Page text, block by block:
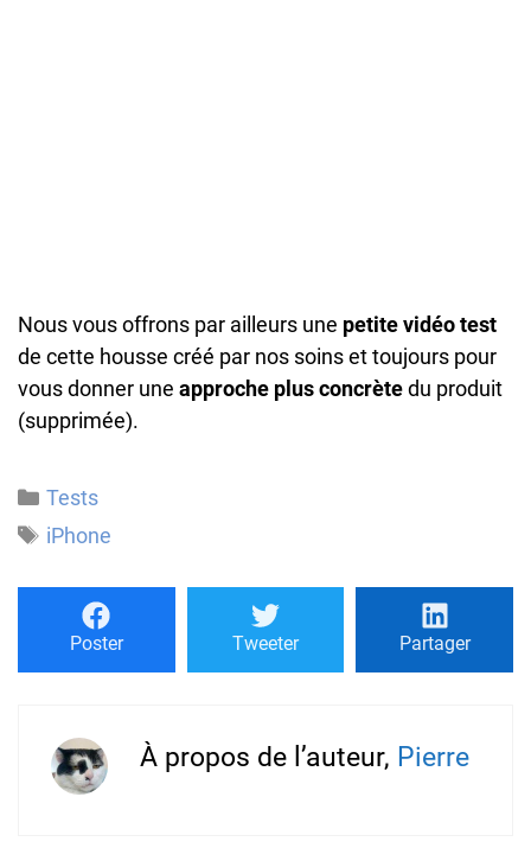
Nous vous offrons par ailleurs une petite vidéo test
de cette housse créé par nos soins et toujours pour
vous donner une approche plus concrètedu produit
(supprimée).
Catégories
Tests
Étiquettes
iPhone
Poster Tweeter Partager
À propos de l’auteur, Pierre